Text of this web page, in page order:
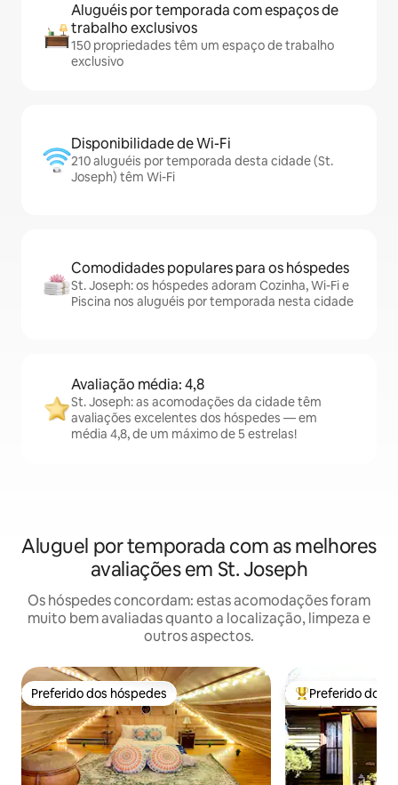
Aluguéis por temporada com espaços de
trabalho exclusivos
150 propriedades têm um espaço de trabalho
exclusivo
Disponibilidade de Wi-Fi
210 aluguéis por temporada desta cidade (St.
Joseph) têm Wi-Fi
Comodidades populares para os hóspedes
St. Joseph: os hóspedes adoram Cozinha, Wi-Fi e
Piscina nos aluguéis por temporada nesta cidade
Avaliação média: 4,8
St. Joseph: as acomodações da cidade têm
avaliações excelentes dos hóspedes — em
média 4,8, de um máximo de 5 estrelas!
Aluguel por temporada com as melhores
avaliações em St. Joseph
Os hóspedes concordam: estas acomodações foram
muito bem avaliadas quanto a localização, limpeza e
outros aspectos.
Preferido dos hóspedes
Preferido dos hóspedes Entre os
Preferido dos